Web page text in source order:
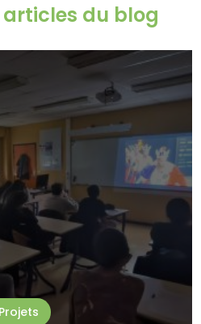
articles du blog
Projets